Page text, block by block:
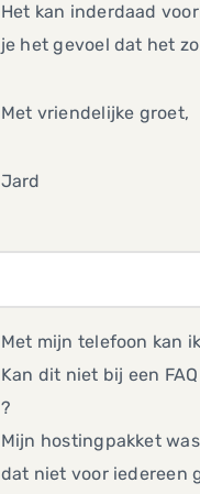
Het kan inderdaad
je het gevoel dat het
Met vriendelijke groet,
Jard
Met mijn telefoon kan
Kan dit niet bij een
?
Mijn hostingpakket
dat niet voor iedereen